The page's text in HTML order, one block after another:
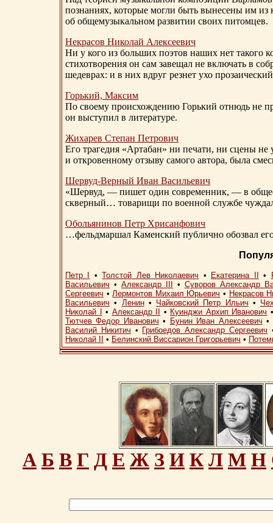
познаниях, которые могли быть вынесены им из
об общемузыкальном развитии своих питомцев.
Некрасов Николай Алексеевич
Ни у кого из больших поэтов наших нет такого
стихотворения он сам завещал не включать в
шедеврах: и в них вдруг резнет ухо
Горький, Максим
По своему происхождению Горький отнюдь не
он выступил в литературе.
Жихарев Степан Петрович
Его трагедия «Артабан» ни печати, ни сцены
и откровенному отзыву самого автора, была
Шервуд-Верный Иван Васильевич
«Шервуд, — пишет один современник, — в
скверный… товарищи по военной службе
Обольянинов Петр Хрисанфович
…фельдмаршал Каменский публично обозвал
Петр I •Толстой Лев Николаевич • Екатерина II •
Васильевич • Александр III • Суворов Александр
Сергеевич •Лермонтов Михаил Юрьевич • Некрасов
Васильевич • Ленин• Чайковский Петр Ильич •
Николай I
• Александр II • Куинджи Архип Иванович
Тютчев Федор Иванович • Бунин Иван Алексеевич •
Василий Никитич • Грибоедов Александр Сергеевич
Николай II
• Белинский Виссарион Григорьевич •
А Б В Г Д Е Ж З И К Л М Н